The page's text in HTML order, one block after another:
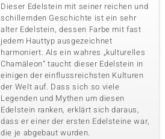
Dieser Edelstein mit seiner reichen und
schillernden Geschichte ist ein sehr
alter Edelstein, dessen Farbe mit fast
jedem Hauttyp ausgezeichnet
harmoniert. Als ein wahres „kulturelles
Chamäleon“ taucht dieser Edelstein in
einigen der einflussreichsten Kulturen
der Welt auf. Dass sich so viele
Legenden und Mythen um diesen
Edelstein ranken, erklärt sich daraus,
dass er einer der ersten Edelsteine war,
die je abgebaut wurden.